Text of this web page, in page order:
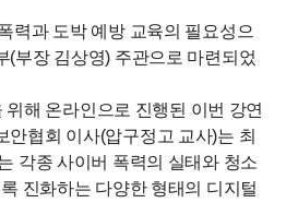
력과 도박 예방 교육의 필요성으
(부장 김상영) 주관으로 마련되었
해 온라인으로 진행된 이번 강연
안협회 이사(압구정고 교사)는 최
각종 사이버 폭력의 실태와 청소
진화하는 다양한 형태의 디지털